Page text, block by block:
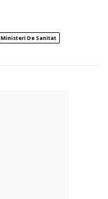
Ministeri De Sanitat